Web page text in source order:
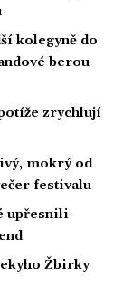
kolegyně do
berou
zrychlují
mokrý od
festivalu
upřesnili
Žbirky